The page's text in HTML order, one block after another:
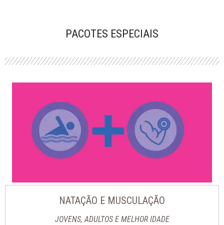
PACOTES ESPECIAIS
NATAÇÃO E MUSCULAÇÃO
JOVENS, ADULTOS E MELHOR IDADE